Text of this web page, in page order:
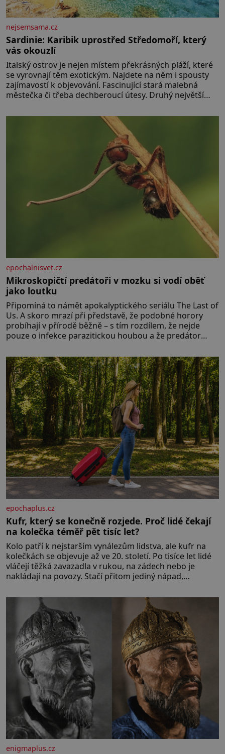
nejsemsama.cz
Sardinie: Karibik uprostřed Středomoří, který
vás okouzlí
Italský ostrov je nejen místem překrásných pláží, které
se vyrovnají těm exotickým. Najdete na něm i spousty
zajímavostí k objevování. Fascinující stará malebná
městečka či třeba dechberoucí útesy. Druhý největší
republiky vás ohromí nejen svými plážemi s bílým
pískem jako v Karibiku, ale i divokou krajinou, také
bohatou historií i luxusem.Zjistěte,
epochalnisvet.cz
Mikroskopičtí predátoři v mozku si vodí oběť
jako loutku
Připomíná to námět apokalyptického seriálu The Last of
Us. A skoro mrazí při představě, že podobné horory
probíhají v přírodě běžně – s tím rozdílem, že nejde
pouze o infekce parazitickou houbou a že predátor
živočichy, než je člověk. Najít skutečné zombie není nic
nemožného ani v naší přírodě.
epochaplus.cz
Kufr, který se konečně rozjede. Proč lidé čekají
na kolečka téměř pět tisíc let?
Kolo patří k nejstarším vynálezům lidstva, ale kufr na
kolečkách se objevuje až ve 20. století. Po tisíce let lidé
vláčejí těžká zavazadla v rukou, na zádech nebo je
nakládají na povozy. Stačí přitom jediný nápad,
dlouho nedostane. Až jednou se na letišti ozve věta,
která změní
enigmaplus.cz